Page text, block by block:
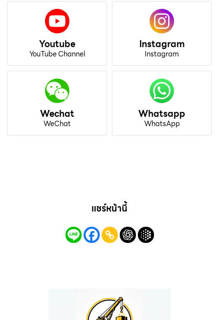
Youtube
YouTube Channel
Instagram
Instagram
Wechat
WeChat
Whatsapp
WhatsApp
แชร์หน้านี้